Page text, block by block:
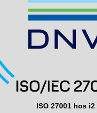
ISO 27001 hos i2